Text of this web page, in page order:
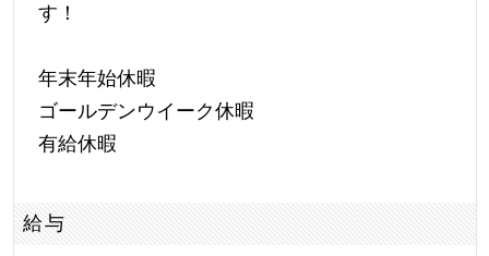
す！
年末年始休暇
ゴールデンウイーク休暇
有給休暇
給与